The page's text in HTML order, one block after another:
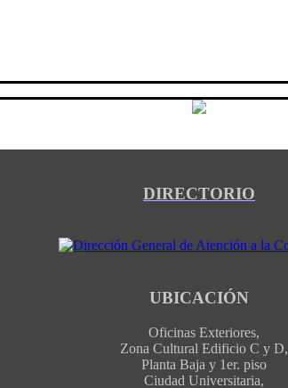
DIRECTORIO
UBICACIÓN
Oficinas Exteriores,
Zona Cultural Edificio C y D,
Planta Baja y 1er. piso
Ciudad Universitaria,